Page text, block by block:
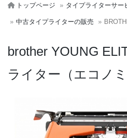
トップページ タイプライターサー
中古タイプライターの販売
brother YOUNG
ライター（エコノミ